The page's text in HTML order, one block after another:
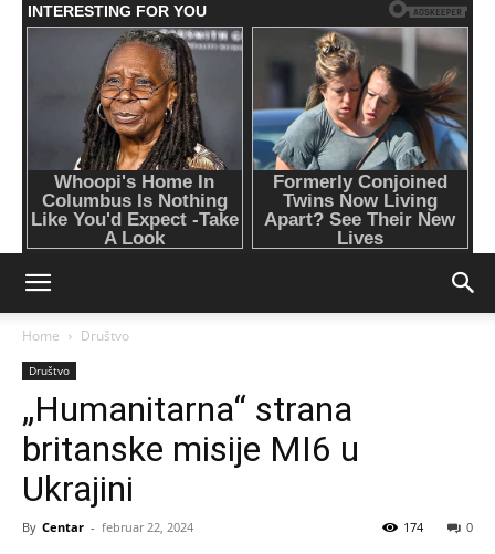
Home Društvo
Društvo
„Humanitarna“ strana
britanske misije MI6 u
Ukrajini
By Centar - februar 22, 2024 0
174